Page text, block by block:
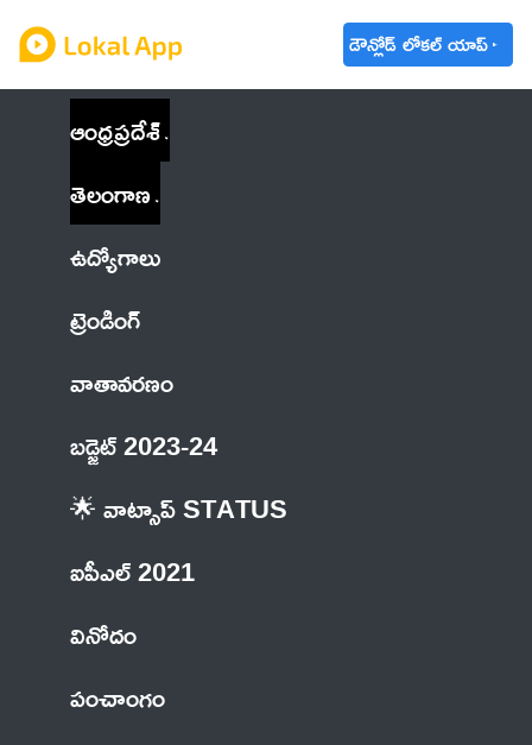
డౌన్లోడ్ లోకల్ యాప్
ఆంధ్రప్రదేశ్
తెలంగాణ
ఉద్యోగాలు
ట్రెండింగ్
వాతావరణం
బడ్జెట్ 2023-24
🌟 వాట్సాప్ STATUS
ఐపీఎల్ 2021
వినోదం
పంచాంగం